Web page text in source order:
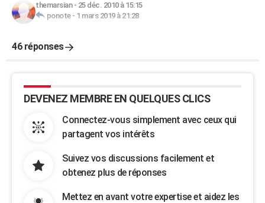
themarsian- 25 déc. 2010 à 15:15
ponote- 1 mars 2019 à 21:28
46 réponses
DEVENEZ MEMBRE EN QUELQUES CLICS
Connectez-vous simplement avec ceux qui
partagent vos intérêts
Suivez vos discussions facilement et
obtenez plus de réponses
Mettez en avant votre expertise et aidez les